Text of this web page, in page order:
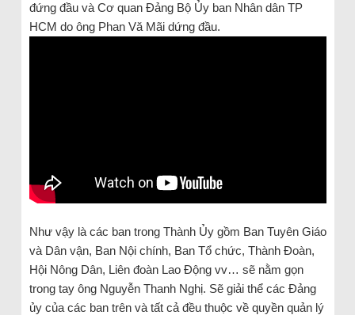
đứng đầu và Cơ quan Đảng Bộ Ủy ban Nhân dân TP
HCM do ông Phan Vă Mãi dứng đầu.
Như vậy là các ban trong Thành Ủy gồm Ban Tuyên Giáo
và Dân vận, Ban Nội chính, Ban Tổ chức, Thành Đoàn,
Hội Nông Dân, Liên đoàn Lao Động vv… sẽ nằm gọn
trong tay ông Nguyễn Thanh Nghị. Sẽ giải thể các Đảng
ủy của các ban trên và tất cả đều thuộc về quyền quản lý